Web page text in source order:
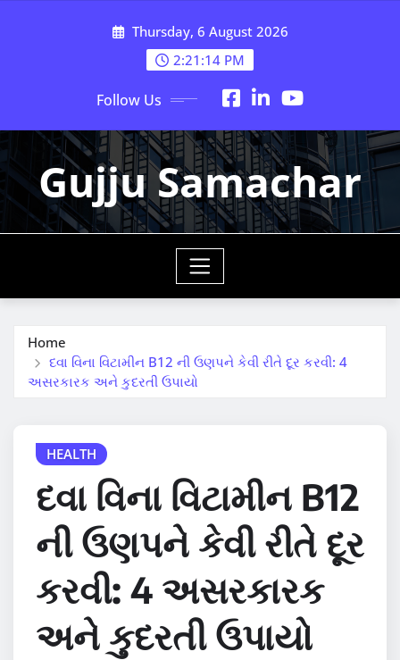
Thursday, 6 August 2026
2:21:15 PM
Follow Us
Gujju Samachar
Home
દવા વિના વિટામીન B12 ની ઉણપને કેવી રીતે દૂર કરવી: 4
અસરકારક અને કુદરતી ઉપાયો
HEALTH
દવા વિના વિટામીન B12
ની ઉણપને કેવી રીતે દૂર
કરવી: 4 અસરકારક
અને કુદરતી ઉપાયો